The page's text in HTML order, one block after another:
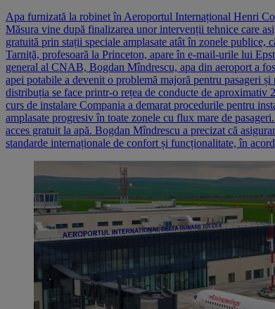
Apa furnizată la robinet în Aeroportul Internațional Henri
Măsura vine după finalizarea unor intervenții tehnice care
gratuită prin stații speciale amplasate atât în zonele
Tarniță, profesoară la Princeton, apare în e-mail-urile lui
general al CNAB, Bogdan Mîndrescu, apa din aeroport a
apei potabile a devenit o problemă majoră pentru pasageri
distribuția se face printr-o rețea de conducte de
curs de instalare Compania a demarat procedurile pentru
amplasate progresiv în toate zonele cu flux mare de
acces gratuit la apă. Bogdan Mîndrescu a precizat că
standarde internaționale de confort și funcționalitate, în